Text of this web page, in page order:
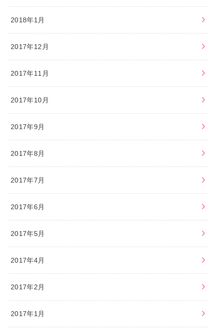
2018年1月
2017年12月
2017年11月
2017年10月
2017年9月
2017年8月
2017年7月
2017年6月
2017年5月
2017年4月
2017年2月
2017年1月